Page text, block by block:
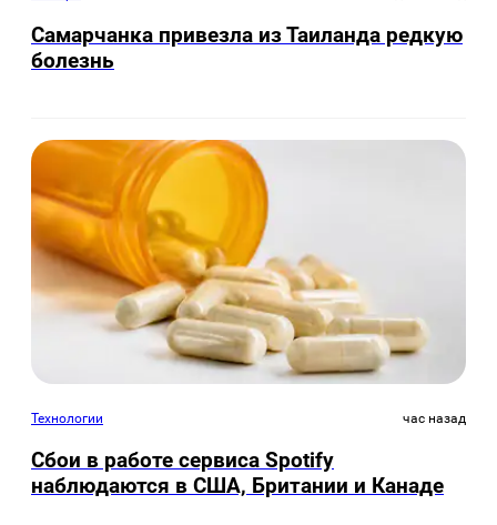
Самарчанка привезла из Таиланда редкую
болезнь
Технологии час назад
Сбои в работе сервиса Spotify
наблюдаются в США, Британии и Канаде